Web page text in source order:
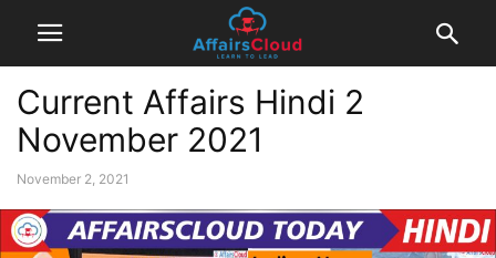
Current Affairs Hindi 2
November 2021
November 2, 2021